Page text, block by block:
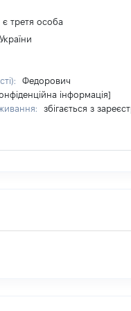
третя особа
Федорович
інформація]
збігається з